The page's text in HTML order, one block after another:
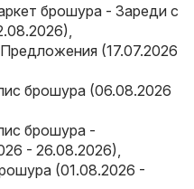
брошура - Зареди с
(17.07.2026
брошура (06.08.2026
брошура -
- 26.08.2026)
(01.08.2026 -